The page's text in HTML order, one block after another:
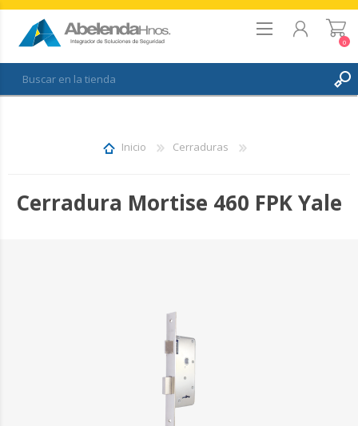
0
Inicio Cerraduras
Cerradura Mortise 460 FPK Yale